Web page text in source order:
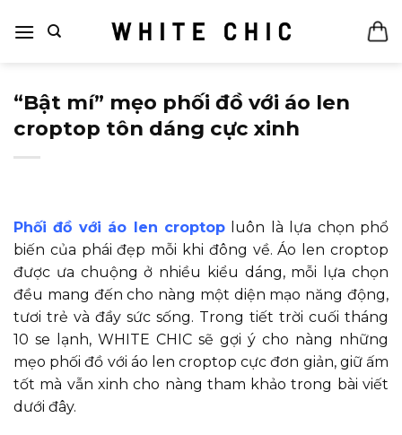
qua
“Bật mí” mẹo phối đồ với áo len
croptop tôn dáng cực xinh
Phối đồ với áo len croptop luôn là lựa chọn phổ
biến của phái đẹp mỗi khi đông về. Áo len croptop
được ưa chuộng ở nhiều kiểu dáng, mỗi lựa chọn
đều mang đến cho nàng một diện mạo năng động,
tươi trẻ và đầy sức sống. Trong tiết trời cuối tháng
10 se lạnh, WHITE CHIC sẽ gợi ý cho nàng những
mẹo phối đồ với áo len croptop cực đơn giản, giữ ấm
tốt mà vẫn xinh cho nàng tham khảo trong bài viết
dưới đây.